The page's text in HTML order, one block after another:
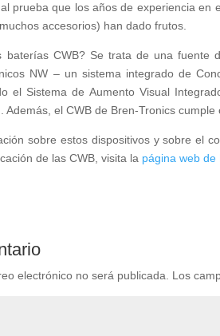
prueba que los años de experiencia en
accesorios) han dado frutos.
baterías CWB? Se trata de una fuente
NW – un sistema integrado de
el Sistema de Aumento Visual
Además, el CWB de Bren-Tronics
sobre estos dispositivos y sobre el
de las CWB, visita la página web de
electrónico no será publicada. Los